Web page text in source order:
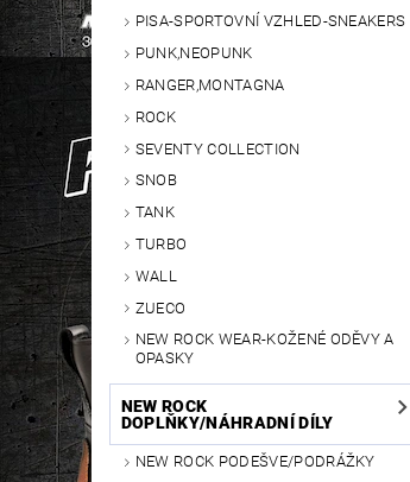
PISA-SPORTOVNÍ VZHLED-SNEAKERS
PUNK,NEOPUNK
RANGER,MONTAGNA
ROCK
SEVENTY COLLECTION
SNOB
TANK
TURBO
WALL
ZUECO
NEW ROCK WEAR-KOŽENÉ ODĚVY A
OPASKY
NEW ROCK
DOPLŇKY/NÁHRADNÍ DÍLY
NEW ROCK PODEŠVE/PODRÁŽKY